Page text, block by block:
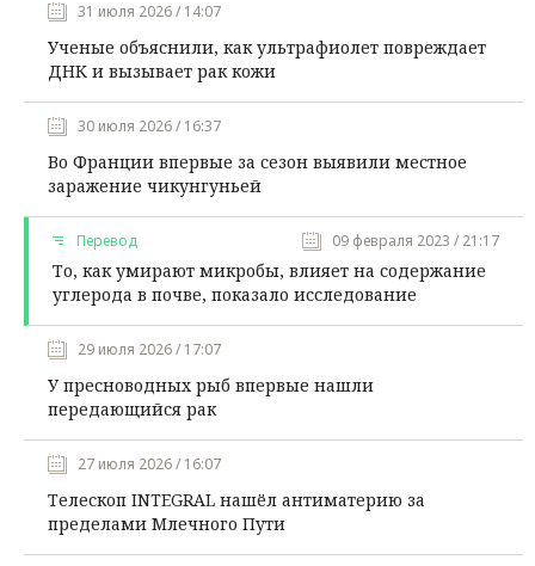
31 июля 2026 / 14:07
Ученые объяснили, как ультрафиолет повреждает
ДНК и вызывает рак кожи
30 июля 2026 / 16:37
Во Франции впервые за сезон выявили местное
заражение чикунгуньей
Перевод 09 февраля 2023 / 21:17
То, как умирают микробы, влияет на содержание
углерода в почве, показало исследование
29 июля 2026 / 17:07
У пресноводных рыб впервые нашли
передающийся рак
27 июля 2026 / 16:07
Телескоп INTEGRAL нашёл антиматерию за
пределами Млечного Пути